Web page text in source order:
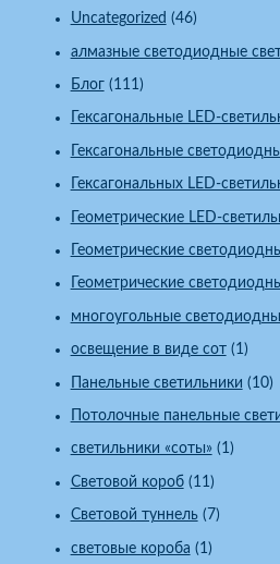
Uncategorized (46)
алмазные светодиодные
Блог(111)
Гексагональные LED-
Гексагональные
Гексагональных LED-
Геометрические LED-
Геометрические
Геометрические
многоугольные
освещение в виде сот(1)
Панельные светильники (10)
Потолочные панельные
светильники «соты» (1)
Световой короб(11)
Световой туннель(7)
световые короба (1)